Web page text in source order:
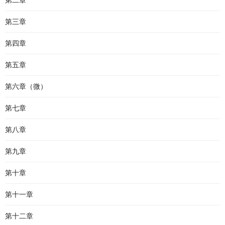
第三章
第四章
第五章
第六章（微）
第七章
第八章
第九章
第十章
第十一章
第十二章